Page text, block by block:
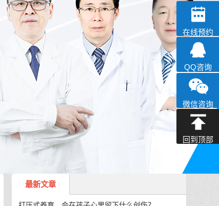
最新文章
在线预约
QQ咨询
微信咨询
回到顶部